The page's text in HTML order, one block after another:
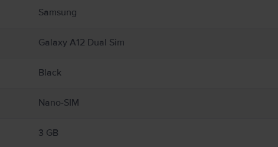
Samsung
Galaxy A12 Dual Sim
Black
Nano-SIM
3 GB